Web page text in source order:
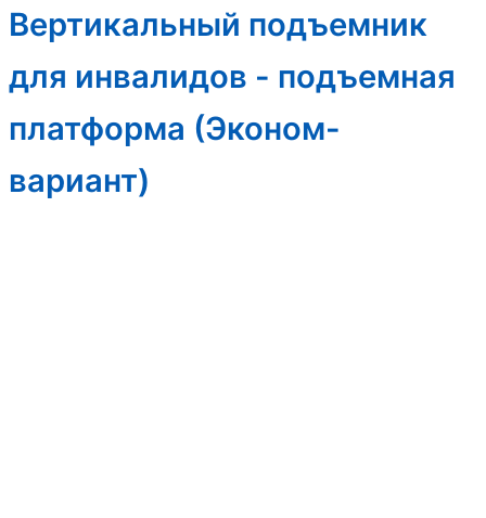
Вертикальный подъемник
для инвалидов - подъемная
платформа (Эконом-
вариант)